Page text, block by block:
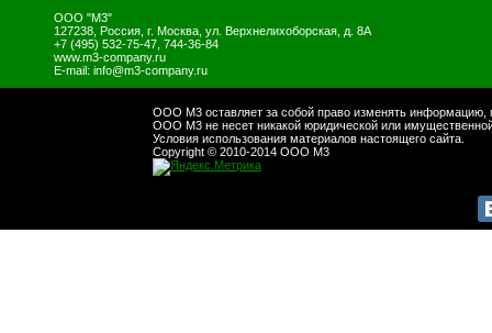
ООО "М3"
127238 Россия г. Москва ул. Верхнелихоборская, д. 8А
+7 (495) 532-75-47, 744-36-84
www.m3-company.ru
E-mail: info@m3-company.ru
ООО М3 оставляет за собой право изменять информацию,
ООО М3 не несет никакой юридической или
Условия использования материалов настоящего сайта.
Copyright © 2010-2014 ООО М3